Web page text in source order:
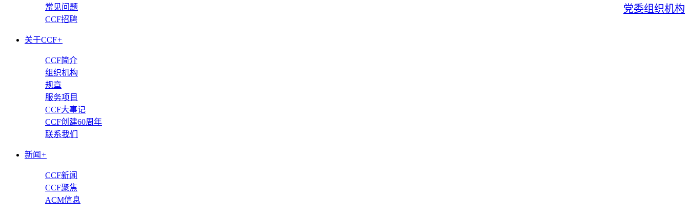
党委组织机构
常见问题
CCF招聘
关于CCF+
CCF简介
组织机构
规章
服务项目
CCF大事记
CCF创建60周年
联系我们
新闻 +
CCF新闻
CCF聚焦
ACM信息